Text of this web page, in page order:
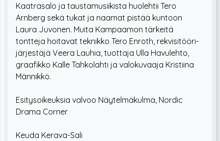
Kaatrasalo ja taustamusiikista huolehtii Tero
Arnberg sekä tukat ja naamat pistää kuntoon
Laura Juvonen. Muita Kampaamon tärkeitä
tontteja hoitavat teknikko Tero Enroth, rekvisitööri-
järjestäjä Veera Lauhia, tuottaja Ulla Havulehto,
graafikko Kalle Tahkolahti ja valokuvaaja Kristiina
Männikkö.
Esitysoikeuksia valvoo Näytelmäkulma, Nordic
Drama Corner
Keuda Kerava-Sali